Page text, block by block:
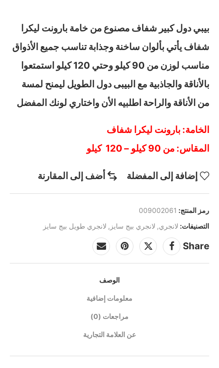
بيبي دول كبير شفاف مصنوع من خامة بارونت ليكرا
شفاف يأتي بألوان ساخنة وجذابة تناسب جميع الأذواق
مناسب لوزن من 90 كيلو وحتي 120 كيلو استمتعوا
بالأناقة والجاذبية مع البيبى دول الطويل ليمنح لمسة
من الأناقة والراحة اطلبيه الأن واختاري لونك المفضل
الخامة: بارونت ليكرا شفاف
المقاس: من 90 كيلو – 120 كيلو
إضافة إلى المفضلة أضف إلى المقارنة
رمز المنتج: 009002061
التصنيفات: لانجري, لانجري بيج سايز , لانجري طويل بيج سايز
Share
الوصف
معلومات إضافية
مراجعات (0)
عن العلامة التجارية